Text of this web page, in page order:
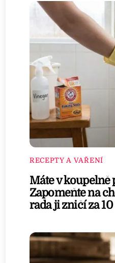
RECEPTY A VAŘENÍ
Máte v koupelně
Zapomeňte na
rada ji zničí za